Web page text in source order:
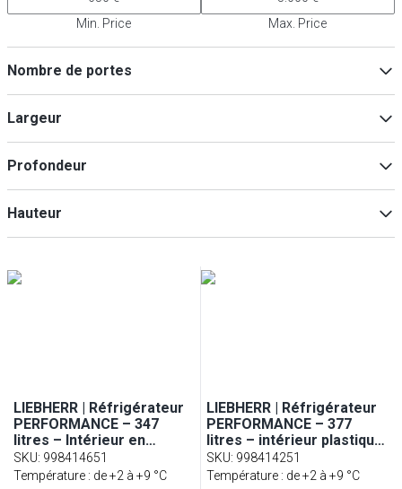
Min. Price Max. Price
Nombre de portes
2(2)
Largeur
Profondeur
Hauteur
LIEBHERR | Réfrigérateur
PERFORMANCE – 347
litres – Intérieur en
plastique – 1 porte – Blanc
SKU: 998414651
Température : de +2 à +9 °C
LIEBHERR | Réfrigérateur
PERFORMANCE – 377
litres – intérieur plastique
– 1 porte – Blanc
SKU: 998414251
Température : de +2 à +9 °C